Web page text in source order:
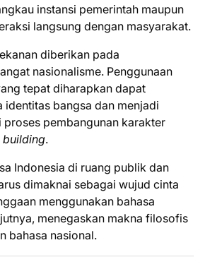
instansi pemerintah maupun
langsung dengan masyarakat.
diberikan pada
nasionalisme. Penggunaan
tepat diharapkan dapat
identitas bangsa dan menjadi
pembangunan karakter
building.
Indonesia di ruang publik dan
dimaknai sebagai wujud cinta
menggunakan bahasa
menegaskan makna filosofis
bahasa nasional.